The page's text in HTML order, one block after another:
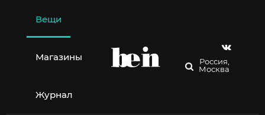
содержимому
Вещи
Магазины
Журнал
Россия,
Москва